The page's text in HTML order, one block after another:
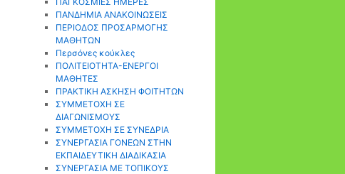
ΠΑΝΔΗΜΙΑ ΑΝΑΚΟΙΝΩΣΕΙΣ
ΠΕΡΙΟΔΟΣ ΠΡΟΣΑΡΜΟΓΗΣ
ΜΑΘΗΤΩΝ
Περσόνες κούκλες
ΠΟΛΙΤΕΙΟΤΗΤΑ-ΕΝΕΡΓΟΙ
ΜΑΘΗΤΕΣ
ΠΡΑΚΤΙΚΗ ΑΣΚΗΣΗ ΦΟΙΤΗΤΩΝ
ΣΥΜΜΕΤΟΧΗ ΣΕ
ΔΙΑΓΩΝΙΣΜΟΥΣ
ΣΥΜΜΕΤΟΧΗ ΣΕ ΣΥΝΕΔΡΙΑ
ΣΥΝΕΡΓΑΣΙΑ ΓΟΝΕΩΝ ΣΤΗΝ
ΕΚΠΑΙΔΕΥΤΙΚΗ ΔΙΑΔΙΚΑΣΙΑ
ΣΥΝΕΡΓΑΣΙΑ ΜΕ ΤΟΠΙΚΟΥΣ